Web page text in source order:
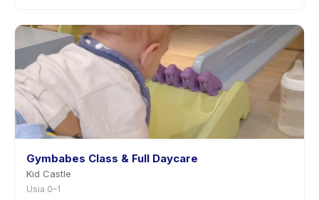
Gymbabes Class & Full Daycare
Kid Castle
Usia 0–1